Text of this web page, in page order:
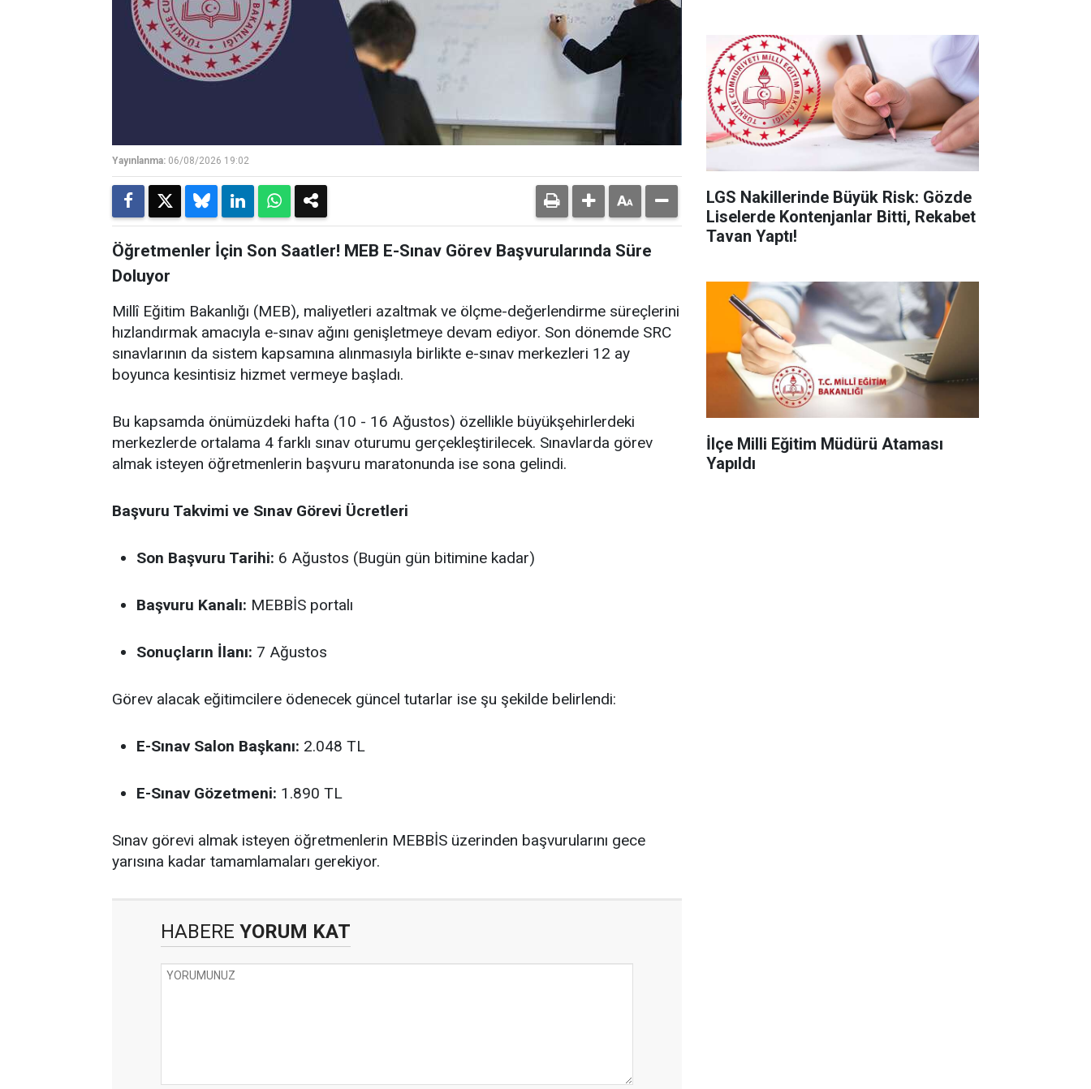
Yayınlanma: 06/08/2026 19:02
Öğretmenler İçin Son Saatler! MEB E-Sınav Görev Başvurularında Süre
Doluyor
Millî Eğitim Bakanlığı (MEB), maliyetleri azaltmak ve ölçme-değerlendirme süreçlerini
hızlandırmak amacıyla e-sınav ağını genişletmeye devam ediyor. Son dönemde SRC
sınavlarının da sistem kapsamına alınmasıyla birlikte e-sınav merkezleri 12 ay
boyunca kesintisiz hizmet vermeye başladı.
Bu kapsamda önümüzdeki hafta (10 - 16 Ağustos) özellikle büyükşehirlerdeki
merkezlerde ortalama 4 farklı sınav oturumu gerçekleştirilecek. Sınavlarda görev
almak isteyen öğretmenlerin başvuru maratonunda ise sona gelindi.
Başvuru Takvimi ve Sınav Görevi Ücretleri
Son Başvuru Tarihi: 6 Ağustos (Bugün gün bitimine kadar)
Başvuru Kanalı: MEBBİS portalı
Sonuçların İlanı: 7 Ağustos
Görev alacak eğitimcilere ödenecek güncel tutarlar ise şu şekilde belirlendi:
E-Sınav Salon Başkanı: 2.048 TL
E-Sınav Gözetmeni: 1.890 TL
Sınav görevi almak isteyen öğretmenlerin MEBBİS üzerinden başvurularını gece
yarısına kadar tamamlamaları gerekiyor.
HABERE YORUM KAT
LGS Nakillerinde Büyük Risk: Gözde
Liselerde Kontenjanlar Bitti, Rekabet
Tavan Yaptı!
İlçe Milli Eğitim Müdürü Ataması
Yapıldı